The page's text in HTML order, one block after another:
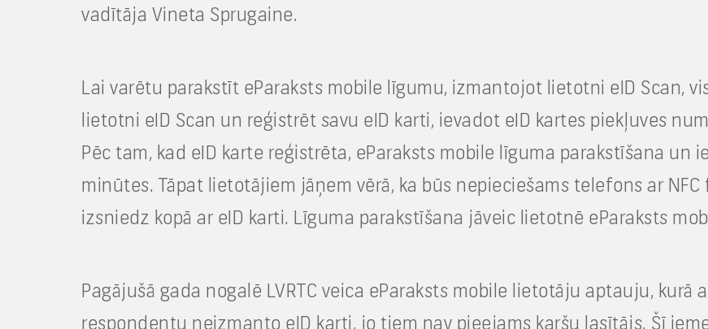
vadītāja Vineta Sprugaine.
Lai varētu parakstīt eParaksts mobile līgumu, izmantojot lietotni eID Scan,
lietotni eID Scan un reģistrēt savu eID karti, ievadot eID kartes piekļuves
Pēc tam, kad eID karte reģistrēta, eParaksts mobile līguma parakstīšana un
minūtes. Tāpat lietotājiem jāņem vērā, ka būs nepieciešams telefons ar
izsniedz kopā ar eID karti. Līguma parakstīšana jāveic lietotnē eParaksts
Pagājušā gada nogalē LVRTC veica eParaksts mobile lietotāju aptauju, kurā
respondentu neizmanto eID karti, jo tiem nav pieejams karšu lasītājs. Šī